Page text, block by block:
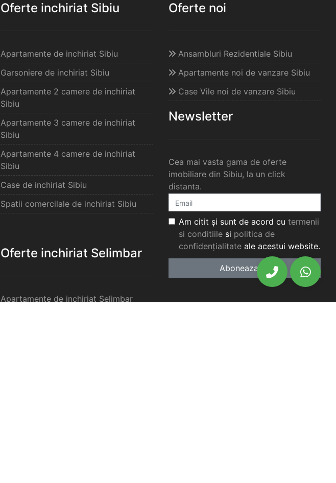
Oferte inchiriat Sibiu
Apartamente de inchiriat Sibiu
Garsoniere de inchiriat Sibiu
Apartamente 2 camere de inchiriat
Sibiu
Apartamente 3 camere de inchiriat
Sibiu
Apartamente 4 camere de inchiriat
Sibiu
Case de inchiriat Sibiu
Spatii comercilale de inchiriat Sibiu
Oferte inchiriat Selimbar
Apartamente de inchiriat Selimbar
Oferte noi
Ansambluri Rezidentiale Sibiu
Apartamente noi de vanzare Sibiu
Case Vile noi de vanzare Sibiu
Newsletter
Cea mai vasta gama de oferte
imobiliare din Sibiu, la un click
distanta.
Am citit și sunt de acord cu termenii
si conditiilesi politica de
confidențialitateale acestui website.
Aboneaza-te